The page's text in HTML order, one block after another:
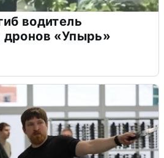
водитель
дронов «Упырь»